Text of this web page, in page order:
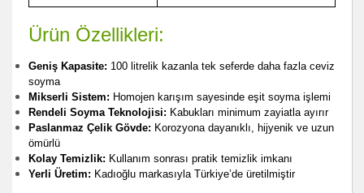
Ürün Özellikleri:
Geniş Kapasite: 100 litrelik kazanla tek seferde daha fazla ceviz
soyma
Mikserli Sistem: Homojen karışım sayesinde eşit soyma işlemi
Rendeli Soyma Teknolojisi: Kabukları minimum zayiatla ayırır
Paslanmaz Çelik Gövde: Korozyona dayanıklı, hijyenik ve uzun
ömürlü
Kolay Temizlik: Kullanım sonrası pratik temizlik imkanı
Yerli Üretim: Kadıoğlu markasıyla Türkiye’de üretilmiştir